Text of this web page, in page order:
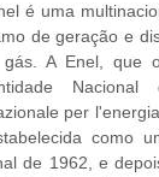
é uma
de geração e
A Enel, que
Nacional
per
como
de 1962, e